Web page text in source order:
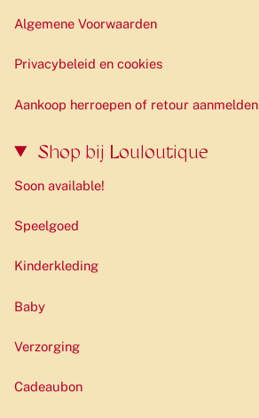
Algemene Voorwaarden
Privacybeleid en cookies
Aankoop herroepen of retour aanmelden
Shop bij Louloutique
Soon available!
Speelgoed
Kinderkleding
Baby
Verzorging
Cadeaubon